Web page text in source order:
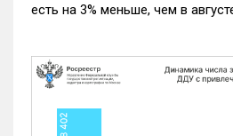
есть на 3% меньше, чем в